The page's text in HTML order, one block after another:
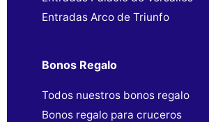
Entradas Arco de Triunfo
Bonos Regalo
Todos nuestros bonos regalo
Bonos regalo para cruceros